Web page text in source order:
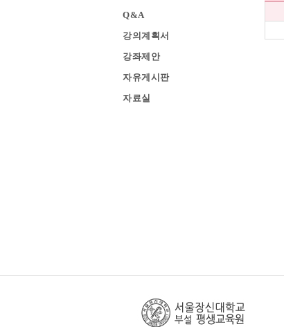
Q&A
강의계획서
강좌제안
자유게시판
자료실